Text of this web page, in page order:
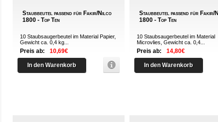
Staubbeutel passend für Fakir/Nilco
1800 - Top Ten
10 Staubsaugerbeutel im Material Papier,
Gewicht ca. 0,4 kg...
Preis ab: 10,69€
In den Warenkorb
Staubbeutel passend für Fakir/
1800 - Top Ten
10 Staubsaugerbeutel im Material
Microvlies, Gewicht ca. 0,4...
Preis ab: 14,80€
In den Warenkorb